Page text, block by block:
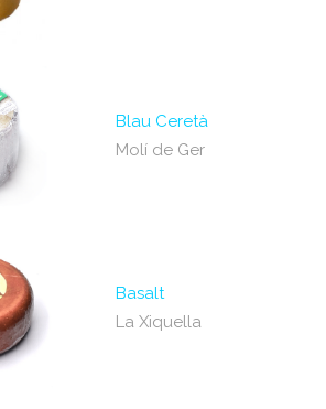
Blau Ceretà
Molí de Ger
Basalt
La Xiquella